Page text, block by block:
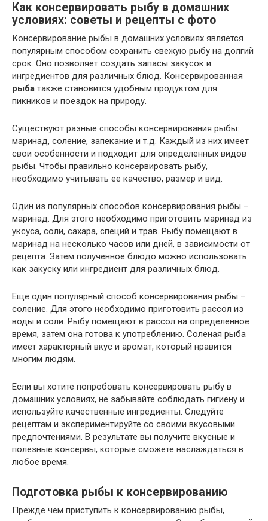
Как консервировать рыбу в домашних
условиях: советы и рецепты с фото
Консервирование рыбы в домашних условиях является
популярным способом сохранить свежую рыбу на долгий
срок. Оно позволяет создать запасы закусок и
ингредиентов для различных блюд. Консервированная
рыба также становится удобным продуктом для
пикников и поездок на природу.
Существуют разные способы консервирования рыбы:
маринад, соление, запекание и т.д. Каждый из них имеет
свои особенности и подходит для определенных видов
рыбы. Чтобы правильно консервировать рыбу,
необходимо учитывать ее качество, размер и вид.
Один из популярных способов консервирования рыбы –
маринад. Для этого необходимо приготовить маринад из
уксуса, соли, сахара, специй и трав. Рыбу помещают в
маринад на несколько часов или дней, в зависимости от
рецепта. Затем полученное блюдо можно использовать
как закуску или ингредиент для различных блюд.
Еще один популярный способ консервирования рыбы –
соление. Для этого необходимо приготовить рассол из
воды и соли. Рыбу помещают в рассол на определенное
время, затем она готова к употреблению. Соленая рыба
имеет характерный вкус и аромат, который нравится
многим людям.
Если вы хотите попробовать консервировать рыбу в
домашних условиях, не забывайте соблюдать гигиену и
используйте качественные ингредиенты. Следуйте
рецептам и экспериментируйте со своими вкусовыми
предпочтениями. В результате вы получите вкусные и
полезные консервы, которые сможете наслаждаться в
любое время.
Подготовка рыбы к консервированию
Прежде чем приступить к консервированию рыбы,